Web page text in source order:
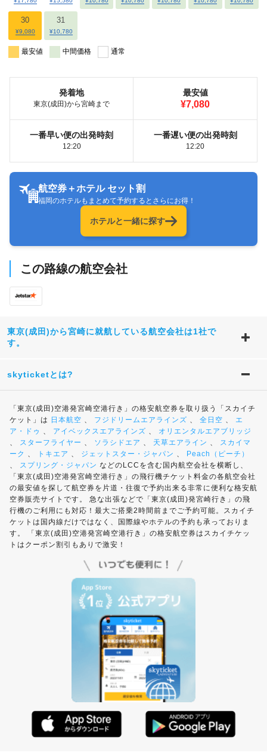
30
¥9,080
31
¥10,780
最安値 中間価格 通常
発着地
東京(成田)から宮崎まで
最安値
¥7,080
一番早い便の出発時刻
12:20
一番遅い便の出発時刻
12:20
航空券＋ホテル セット割
福岡のホテルもまとめて予約するとさらにお得！
ホテルと一緒に探す
この路線の航空会社
東京(成田)から宮崎に就航している航空会社は1社で
す。
skyticketとは?
「東京(成田)空港発宮崎空港行き」の格安航空券を取り扱う「スカイチ
ケット」は 日本航空 、 フジドリームエアラインズ 、 全日空 、 エ
ア・ドゥ 、 アイベックスエアラインズ 、 オリエンタルエアブリッジ
、 スターフライヤー 、 ソラシドエア 、 天草エアライン 、 スカイマ
ーク 、 トキエア 、 ジェットスター・ジャパン 、
Peach（ピーチ）
、 スプリング・ジャパン などのLCCを含む国内航空会社を横断し、
「東京(成田)空港発宮崎空港行き」の飛行機チケット料金の各航空会社
の最安値を探して航空券を片道・往復で予約出来る非常に便利な格安航
空券販売サイトです。 急な出張などで「東京(成田)発宮崎行き」の飛
行機のご利用にも対応！最大ご搭乗2時間前までご予約可能。スカイチ
ケットは国内線だけではなく、国際線やホテルの予約も承っておりま
す。 「東京(成田)空港発宮崎空港行き」の格安航空券はスカイチケッ
トはクーポン割引もありで激安！